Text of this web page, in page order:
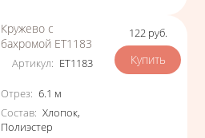
Кружево с
бахромой ЕТ1183
Артикул: ЕТ1183
Характеристики
Отрез: 6.1 м
Состав: Хлопок,
Полиэстер
Цена
122 руб.